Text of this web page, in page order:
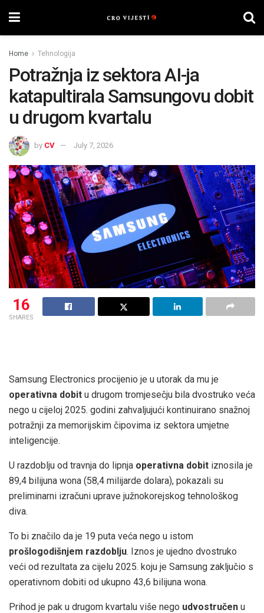
Home Tehnologija
Potražnja iz sektora AI-ja
katapultirala Samsungovu dobit
u drugom kvartalu
by CV July 7, 2026
16
SHARES
Samsung Electronics procijenio je u utorak da mu je
operativna dobit u drugom tromjesečju bila dvostruko veća
nego u cijeloj 2025. godini zahvaljujući kontinuirano snažnoj
potražnji za memorijskim čipovima iz sektora umjetne
inteligencije.
U razdoblju od travnja do lipnja operativna dobit iznosila je
89,4 bilijuna wona (58,4 milijarde dolara), pokazali su
preliminarni izračuni uprave južnokorejskog tehnološkog
diva.
To bi značilo da je 19 puta veća nego u istom
prošlogodišnjem razdoblju. Iznos je ujedno dvostruko
veći od rezultata za cijelu 2025. koju je Samsung zaključio s
operativnom dobiti od ukupno 43,6 bilijuna wona.
Prihod je pak u drugom kvartalu više nego udvostručen u